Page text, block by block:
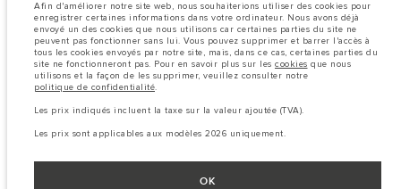
Remarque importante sur les images et les spécifications.
pénurie mondiale de semi-conducteurs affecte actuellement les
spécifications de construction des véhicules, la disponibilité des options et
les délais de construction. Cette situation s’avère très fluctuante, et par
conséquent, les images utilisées actuellement sur le site Web peuvent ne pas
refléter entièrement les spécifications actuelles en ce qui concerne les
caractéristiques, les options, les finitions et les combinaisons de couleurs.
Veuillez consulter votre concessionnaire pour avoir confirmation des
restrictions actuelles et faire un choix éclairé
Les chiffres fournis proviennent de tests offi ciels effectués par le fabricant
conformément å la législation européenne en vigueur. La consommation
tests et ces chiffres sont fournis å des fins de comparaison uniquement.
Afin d'améliorer notre site web, nous souhaiterions utiliser des cookies pour
enregistrer certaines informations dans votre ordinateur. Nous avons déjà
envoyé un des cookies que nous utilisons car certaines parties du site ne
peuvent pas fonctionner sans lui. Vous pouvez supprimer et barrer l'accès à
tous les cookies envoyés par notre site, mais, dans ce cas, certaines parties du
site ne fonctionneront pas. Pour en savoir plus sur les cookies que nous
utilisons et la façon de les supprimer, veuillez consulter notre
politique de confidentialité.
Les prix indiqués incluent la taxe sur la valeur ajoutée (TVA).
Les prix sont applicables aux modèles 2026 uniquement.
OK